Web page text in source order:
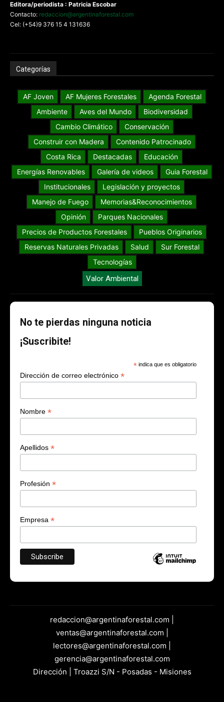
Editora/periodista : Patricia Escobar
Contacto: redaccion@argentinaforestal.com
Cel: (+54)9 376 15 4 131636
Categorías
AF Joven AF Mujeres Forestales
Agenda Forestal
Ambiente
Aves del Mundo
Biodiversidad
Cambio Climático
Conservación
Construir con Madera
Contenido Patrocinado
Costa Rica
Destacadas
Educación
Energías Renovables
Galería de videos
Guia Forestal
Institucionales
Legislación y proyectos
Manejo de Fuego
Memorias&Reconocimientos
Opinión
Parques Nacionales
Precios de Productos Forestales
Pueblos Originarios
Reservas Naturales Privadas
Salud
Sur Forestal
Tecnologías
Valor Ambiental
No te pierdas ninguna noticia
¡Suscribite!
* indica que es obligatorio
Dirección de correo electrónico *
Nombre *
Apellidos *
Profesión *
Empresa *
redaccion@argentinaforestal.com |
ventas@argentinaforestal.com |
lectores@argentinaforestal.com |
gerencia@argentinaforestal.com
Dirección | Troazzi S/N - Posadas - Misiones